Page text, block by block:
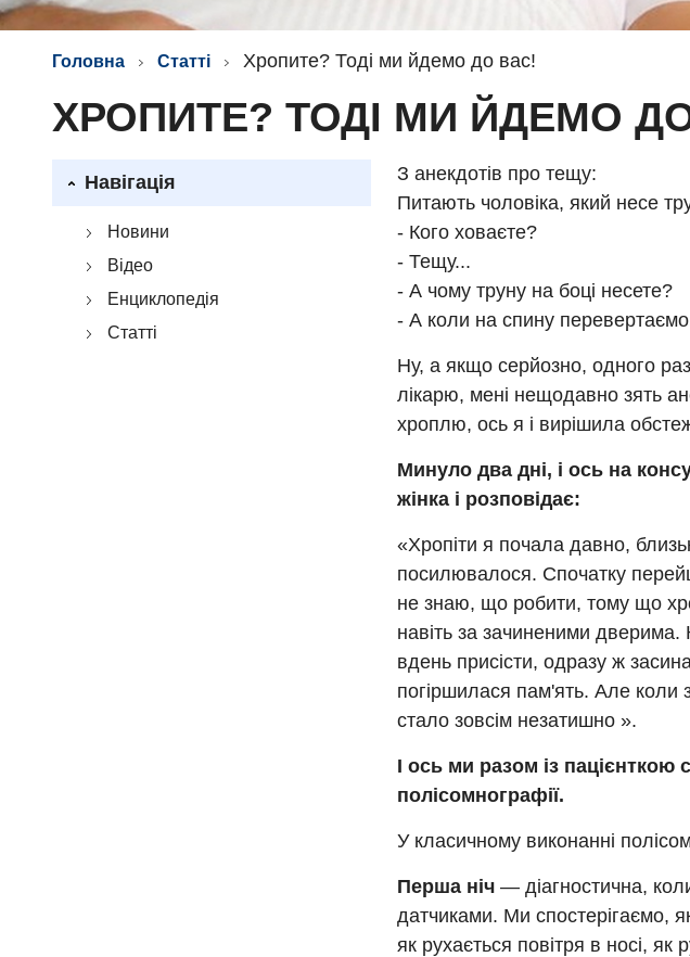
Головна Статті Хропите? Тоді ми йдемо до вас!
ХРОПИТЕ? ТОДІ МИ ЙДЕМО
Навігація
Новини
Відео
Енциклопедія
Статті
З анекдотів про тещу:
Питають чоловіка, який несе
- Кого ховаєте?
- Тещу...
- А чому труну на боці несете?
- А коли на спину
Ну, а якщо серйозно, одного
лікарю, мені нещодавно зять
хроплю, ось я і вирішила
Минуло два дні, і ось на
жінка і розповідає:
«Хропіти я почала давно,
посилювалося. Спочатку
не знаю, що робити, тому що
навіть за зачиненими
вдень ​​присісти, одразу ж
погіршилася пам'ять. Але коли
стало зовсім незатишно ».
І ось ми разом із пацієнткою
полісомнографії.
У класичному виконанні
Перша ніч — діагностична,
датчиками. Ми спостерігаємо,
як рухається повітря в носі, як